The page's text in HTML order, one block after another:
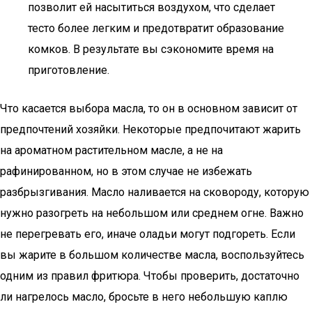
позволит ей насытиться воздухом, что сделает
тесто более легким и предотвратит образование
комков. В результате вы сэкономите время на
приготовление.
Что касается выбора масла, то он в основном зависит от
предпочтений хозяйки. Некоторые предпочитают жарить
на ароматном растительном масле, а не на
рафинированном, но в этом случае не избежать
разбрызгивания. Масло наливается на сковороду, которую
нужно разогреть на небольшом или среднем огне. Важно
не перегревать его, иначе оладьи могут подгореть. Если
вы жарите в большом количестве масла, воспользуйтесь
одним из правил фритюра. Чтобы проверить, достаточно
ли нагрелось масло, бросьте в него небольшую каплю